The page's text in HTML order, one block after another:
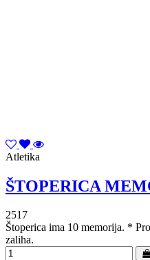
Atletika
ŠTOPERICA
2517
Štoperica ima 10 memorija. *
zaliha.